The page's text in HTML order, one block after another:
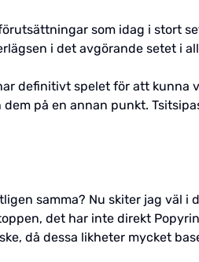
som idag i stort
i det avgörande setet i
definitivt spelet för att kunna
på en annan punkt.
samma? Nu skiter jag väl i
det har inte direkt
då dessa likheter mycket